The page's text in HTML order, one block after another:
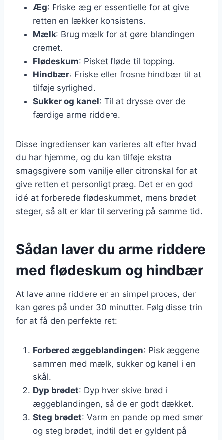
Æg: Friske æg er essentielle for at give
retten en lækker konsistens.
Mælk: Brug mælk for at gøre blandingen
cremet.
Flødeskum: Pisket fløde til topping.
Hindbær: Friske eller frosne hindbær til at
tilføje syrlighed.
Sukker og kanel: Til at drysse over de
færdige arme riddere.
Disse ingredienser kan varieres alt efter hvad
du har hjemme, og du kan tilføje ekstra
smagsgivere som vanilje eller citronskal for at
give retten et personligt præg. Det er en god
idé at forberede flødeskummet, mens brødet
steger, så alt er klar til servering på samme tid.
Sådan laver du arme riddere
med flødeskum og hindbær
At lave arme riddere er en simpel proces, der
kan gøres på under 30 minutter. Følg disse trin
for at få den perfekte ret:
Forbered æggeblandingen: Pisk æggene
sammen med mælk, sukker og kanel i en
skål.
Dyp brødet: Dyp hver skive brød i
æggeblandingen, så de er godt dækket.
Steg brødet: Varm en pande op med smør
og steg brødet, indtil det er gyldent på